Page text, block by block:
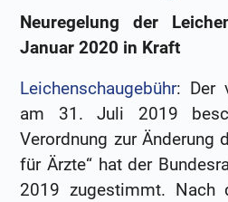
Neuregelung der
Januar 2020 in Kraft
Leichenschaugebühr: Der
am 31. Juli 2019
Verordnung zur Änderung
für Ärzte“ hat der
2019 zugestimmt. Nach